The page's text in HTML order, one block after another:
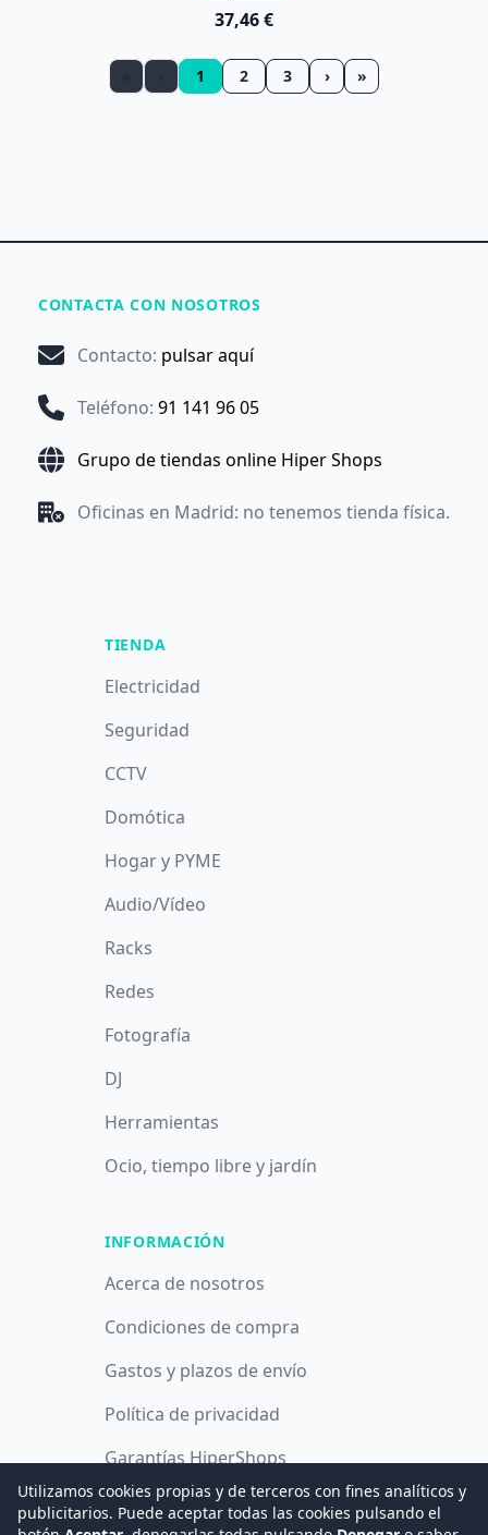
37,46 €
1 2 3 › »
CONTACTA CON NOSOTROS
Contacto: pulsar aquí
Teléfono: 91 141 96 05
Grupo de tiendas online Hiper Shops
Oficinas en Madrid: no tenemos tienda física.
TIENDA
Electricidad
Seguridad
CCTV
Domótica
Hogar y PYME
Audio/Vídeo
Racks
Redes
Fotografía
DJ
Herramientas
Ocio, tiempo libre y jardín
INFORMACIÓN
Acerca de nosotros
Condiciones de compra
Gastos y plazos de envío
Política de privacidad
Garantías HiperShops
Política de cookies
Utilizamos cookies propias y de terceros con fines analíticos y
publicitarios. Puede aceptar todas las cookies pulsando el